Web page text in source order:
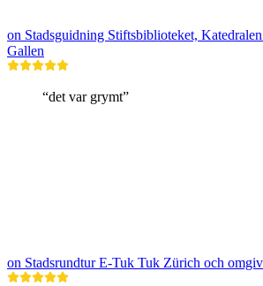
on Stadsguidning Stiftsbiblioteket,
Gallen
“det var grymt”
on Stadsrundtur E-Tuk Tuk Zürich och